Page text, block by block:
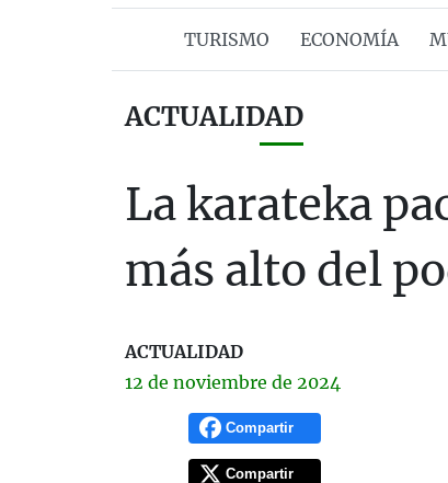
TURISMO ECONOMÍA
ACTUALIDAD
La karateka
más alto del
ACTUALIDAD
12 de noviembre de 2024
Compartir
Compartir